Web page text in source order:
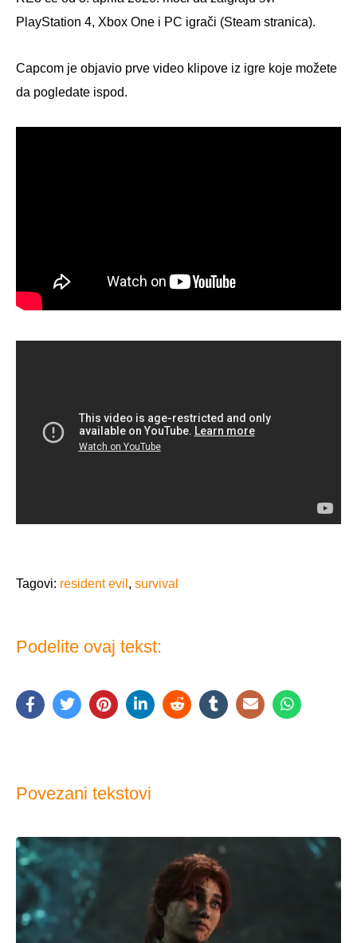
PlayStation 4, Xbox One i PC igrači (Steam stranica).
Capcom je objavio prve video klipove iz igre koje možete
da pogledate ispod.
Tagovi: resident evil , survival
Podelite ovaj tekst:
Povezani tekstovi